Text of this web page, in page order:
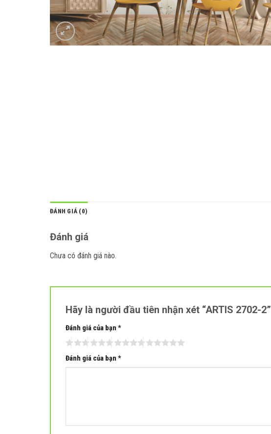
ĐÁNH GIÁ (0)
Đánh giá
Chưa có đánh giá nào.
Hãy là người đầu tiên nhận xét “ARTIS 2702-2”
Đánh giá của bạn *
Đánh giá của bạn *